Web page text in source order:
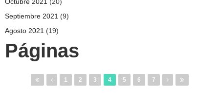
Septiembre 2021 (9)
Agosto 2021 (19)
Páginas
1 2 3 4 5 6 7